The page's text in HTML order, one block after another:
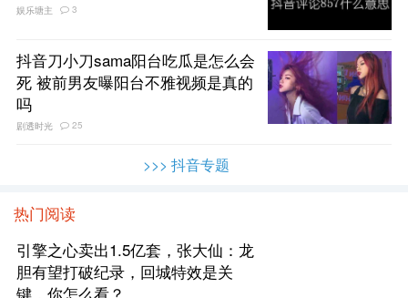
娱乐塘主 3
抖音刀小刀sama阳台吃瓜是怎么会
死 被前男友曝阳台不雅视频是真的
吗
剧透时光 25
>>> 抖音专题
热门阅读
引擎之心卖出1.5亿套，张大仙：龙
胆有望打破纪录，回城特效是关
键，你怎么看？